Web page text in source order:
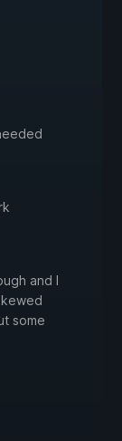
and I
some